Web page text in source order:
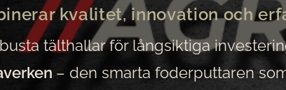
kvalitet, innovation och
tälthallar för långsiktiga
– den smarta foderputtaren